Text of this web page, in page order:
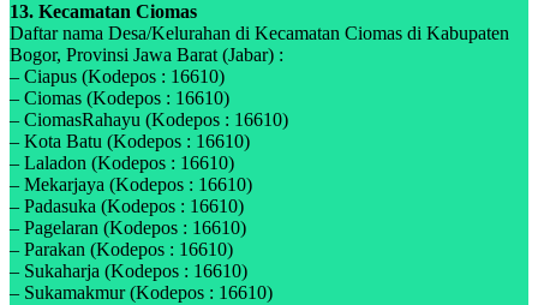
13. Kecamatan Ciomas
Daftar nama Desa/Kelurahan di Kecamatan Ciomas di Kabupaten
Bogor, Provinsi Jawa Barat (Jabar) :
– Ciapus (Kodepos : 16610)
– Ciomas (Kodepos : 16610)
– CiomasRahayu (Kodepos : 16610)
– Kota Batu (Kodepos : 16610)
– Laladon (Kodepos : 16610)
– Mekarjaya (Kodepos : 16610)
– Padasuka (Kodepos : 16610)
– Pagelaran (Kodepos : 16610)
– Parakan (Kodepos : 16610)
– Sukaharja (Kodepos : 16610)
– Sukamakmur (Kodepos : 16610)